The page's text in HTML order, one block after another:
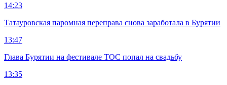
14:23
Татауровская паромная переправа снова заработала в Бурятии
13:47
Глава Бурятии на фестивале ТОС попал на свадьбу
13:35